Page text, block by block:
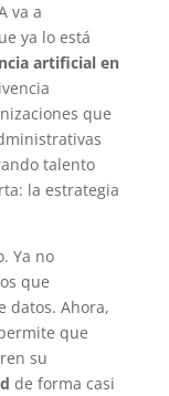
va a
ya lo está
artificial en
que
talento
la estrategia
Ya no
que
datos. Ahora,
que
su
de forma casi